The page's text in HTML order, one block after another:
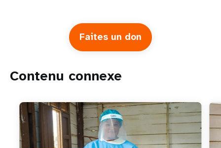
Faites un don
Contenu connexe